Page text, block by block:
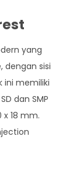
yang
dengan sisi
ini memiliki
dan SMP
18 mm.